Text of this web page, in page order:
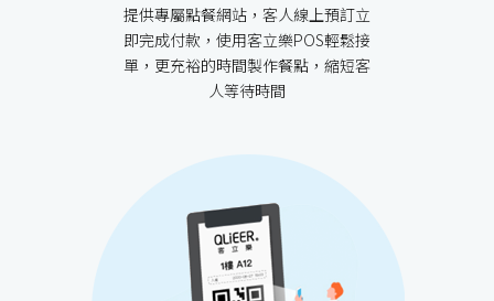
提供專屬點餐網站，客人線上預訂立
即完成付款，使用客立樂POS輕鬆接
單，更充裕的時間製作餐點，縮短客
人等待時間